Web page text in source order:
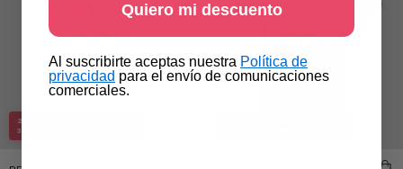
2X1 EN TODA LA TIENDA
30% OFF LLEVANDO 1 UNIDAD
Quiero mi descuento
​Al suscribirte aceptas nuestra Política de
privacidad​ para el envío de comunicaciones
comerciales.